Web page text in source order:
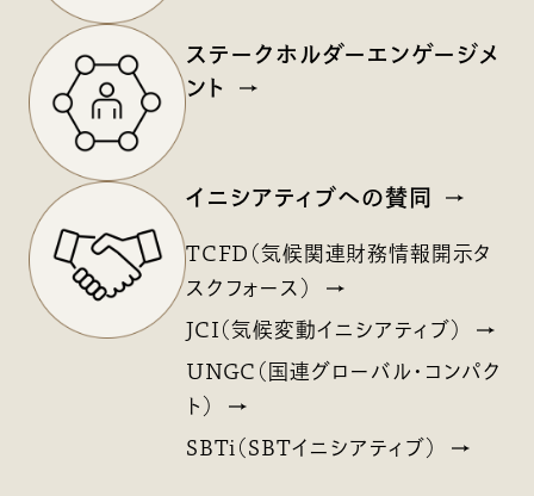
ステークホルダー エンゲージメ
ント
イニシアティブへの賛同
TCFD（気候関連財務情報開示タ
スクフォース）
JCI（気候変動イニシアティブ）
UNGC（国連グローバル・コンパク
ト）
SBTi（SBTイニシアティブ）